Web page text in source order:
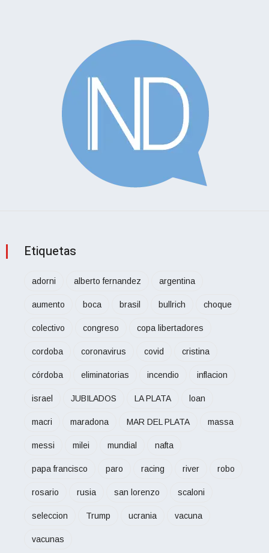
Etiquetas
adorni alberto fernandez argentina
aumento boca brasil bullrich choque
colectivo congreso copa libertadores
cordoba coronavirus covid cristina
córdoba eliminatorias incendio inflacion
israel JUBILADOS LA PLATA loan
macri maradona MAR DEL PLATA massa
messi milei mundial nafta
papa francisco paro racing river robo
rosario rusia san lorenzo scaloni
seleccion Trump ucrania vacuna
vacunas